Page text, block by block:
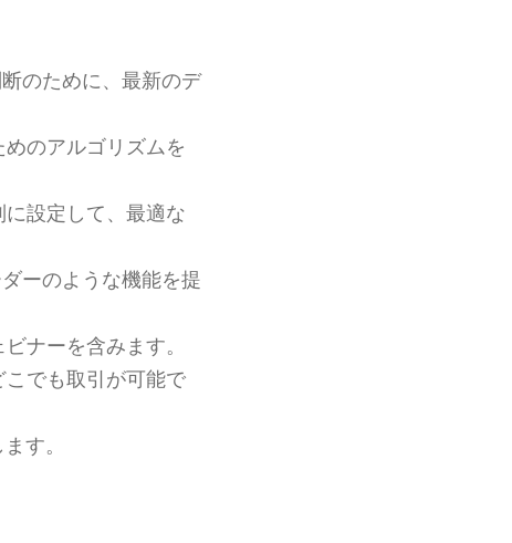
のために、最新のデ
のアルゴリズムを
設定して、最適な
ーのような機能を提
ナーを含みます。
でも取引が可能で
す。